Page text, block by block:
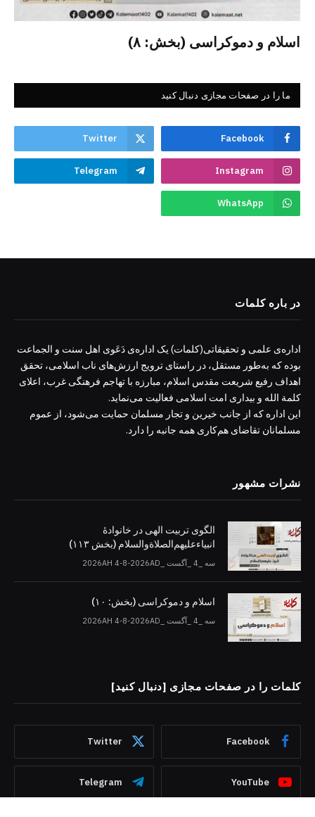
اسلام و دموکراسی (بخش: ۸)
ما را در صفحات مجازی دنبال کنید
Facebook
Twitter
Instagram
Telegram
WhatsApp
در باره کلمات
اداره‌ی علمی و تحقیقاتی(کلمات) یک اداره‌ی دَعَوی اهل سنت و الجماعت
بوده که به‌طور مستقل، در راستای ترویج ارزش‌های ناب اسلامی، تحقق
اهداف رفیع شریعت مقدس اسلام، مبارزه با تهاجم فرهنگی غرب، اعلای
کلمة الله و بیداری امت اسلامی فعالیت می‌نماید.
این اداره که از جانب خیرین و تجار مسلمان حمایت می‌شود، از عموم
مسلمانان تقاضای هم‌کاری همه جانبه را دارد.
نشرات مشهور
الگوی تربیت الهی در خانوادۀ
انبیاءعلیهم‌الصلاةو‌السلام (بخش ۱۱۳)
سه _4 _آگست _2026AH 4-8-2026AD
اسلام و دموکراسی (بخش: ۱۰)
سه _4 _آگست _2026AH 4-8-2026AD
کلمات را در صفحات مجازی [دنبال کنید]
Facebook
Twitter
YouTube
Telegram